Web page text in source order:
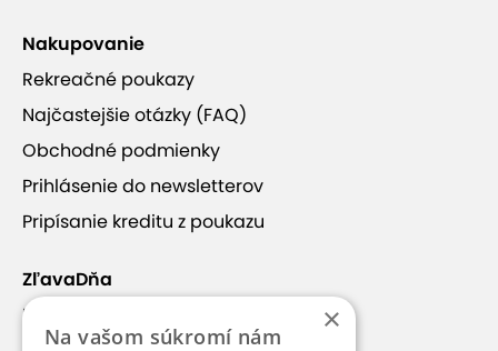
Nakupovanie
Rekreačné poukazy
Najčastejšie otázky (FAQ)
Obchodné podmienky
Prihlásenie do newsletterov
Pripísanie kreditu z poukazu
ZľavaDňa
Náš príbeh
×
Na vašom súkromí nám